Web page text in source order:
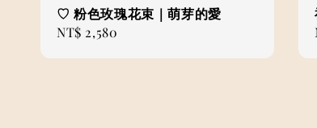
♡ 粉色玫瑰花束｜萌芽的愛
Regular
NT$ 2,580